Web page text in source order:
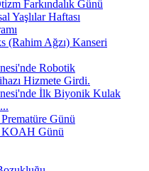
Farkındalık Günü
Yaşlılar Haftası
(Rahim Ağzı) Kanseri
Robotik
Hizmete Girdi.
İlk Biyonik Kulak
Günü
KOAH Günü